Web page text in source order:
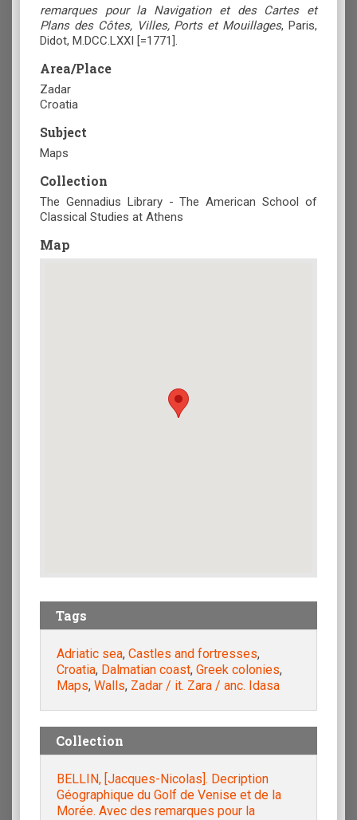
remarques pour la Navigation et des Cartes et
Plans des Côtes, Villes, Ports et Mouillages, Paris,
Didot, M.DCC.LXXI [=1771].
Area/Place
Zadar
Croatia
Subject
Maps
Collection
The Gennadius Library - The American School of
Classical Studies at Athens
Map
Tags
Adriatic sea, Castles and fortresses,
Croatia, Dalmatian coast, Greek colonies,
Maps, Walls, Zadar / it. Zara / anc. Idasa
Collection
BELLIN, [Jacques-Nicolas]. Decription
Géographique du Golf de Venise et de la
Morée. Avec des remarques pour la